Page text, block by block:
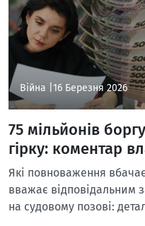
Війна | 16 Березня 2026
75 мільйонів
гірку: коментар
Які повноваження
вважає відповідальним
на судовому позові: